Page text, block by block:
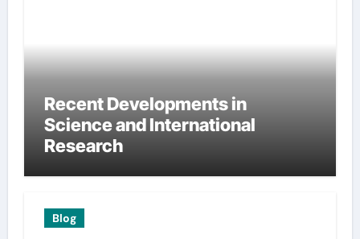
Recent Developments in
Science and International
Research
Blog